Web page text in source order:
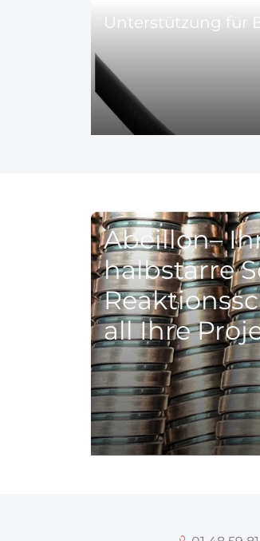
Unterstützung für
Abeillon–
halbstarre
all Ihre